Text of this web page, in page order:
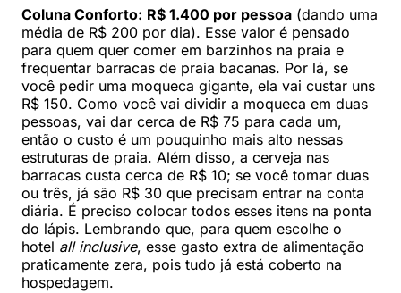
Coluna Conforto: R$ 1.400 por pessoa (dando uma
média de R$ 200 por dia). Esse valor é pensado
para quem quer comer em barzinhos na praia e
frequentar barracas de praia bacanas. Por lá, se
você pedir uma moqueca gigante, ela vai custar uns
R$ 150. Como você vai dividir a moqueca em duas
pessoas, vai dar cerca de R$ 75 para cada um,
então o custo é um pouquinho mais alto nessas
estruturas de praia. Além disso, a cerveja nas
barracas custa cerca de R$ 10; se você tomar duas
ou três, já são R$ 30 que precisam entrar na conta
diária. É preciso colocar todos esses itens na ponta
do lápis. Lembrando que, para quem escolhe o
hotel all inclusive, esse gasto extra de alimentação
praticamente zera, pois tudo já está coberto na
hospedagem.